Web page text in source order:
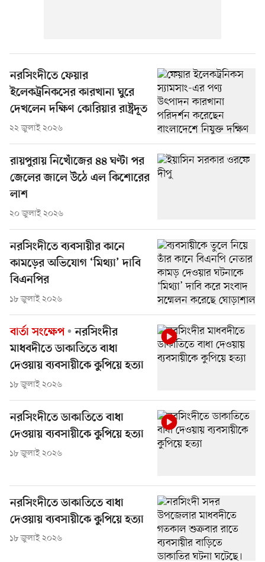
নরসিংদীতে ফেয়ার
ইলেকট্রনিকসের কারখানা ঘুরে
দেখলেন দক্ষিণ কোরিয়ার রাষ্ট্রদূত
২২ জুলাই ২০২৬
রায়পুরায় নিখোঁজের ৪৪ ঘণ্টা পর
জেলের জালে উঠে এল কিশোরের
লাশ
২০ জুলাই ২০২৬
নরসিংদীতে ব্যবসায়ীর কানে
কামড়ের অভিযোগ ‘মিথ্যা’ দাবি
বিএনপির
১৮ জুলাই ২০২৬
বার্তা সংক্ষেপ
নরসিংদীর
মাধবদীতে ডাকাতিতে বাধা
দেওয়ায় ব্যবসায়ীকে কুপিয়ে হত্যা
১৮ জুলাই ২০২৬
নরসিংদীতে ডাকাতিতে বাধা
দেওয়ায় ব্যবসায়ীকে কুপিয়ে হত্যা
১৮ জুলাই ২০২৬
নরসিংদীতে ডাকাতিতে বাধা
দেওয়ায় ব্যবসায়ীকে কুপিয়ে হত্যা
১৮ জুলাই ২০২৬